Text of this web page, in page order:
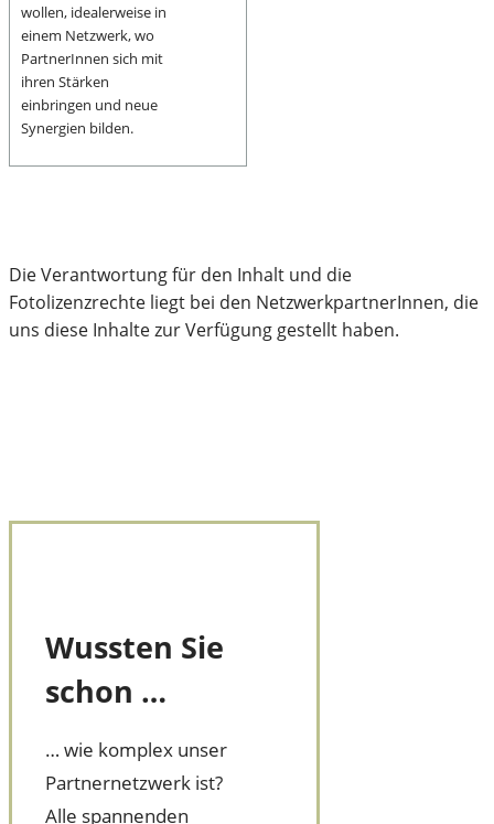
wollen, idealerweise in
einem Netzwerk, wo
PartnerInnen sich mit
ihren Stärken
einbringen und neue
Synergien bilden.
Die Verantwortung für den Inhalt und die
Fotolizenzrechte liegt bei den NetzwerkpartnerInnen, die
uns diese Inhalte zur Verfügung gestellt haben.
Wussten Sie
schon …
… wie komplex unser
Partnernetzwerk ist?
Alle spannenden